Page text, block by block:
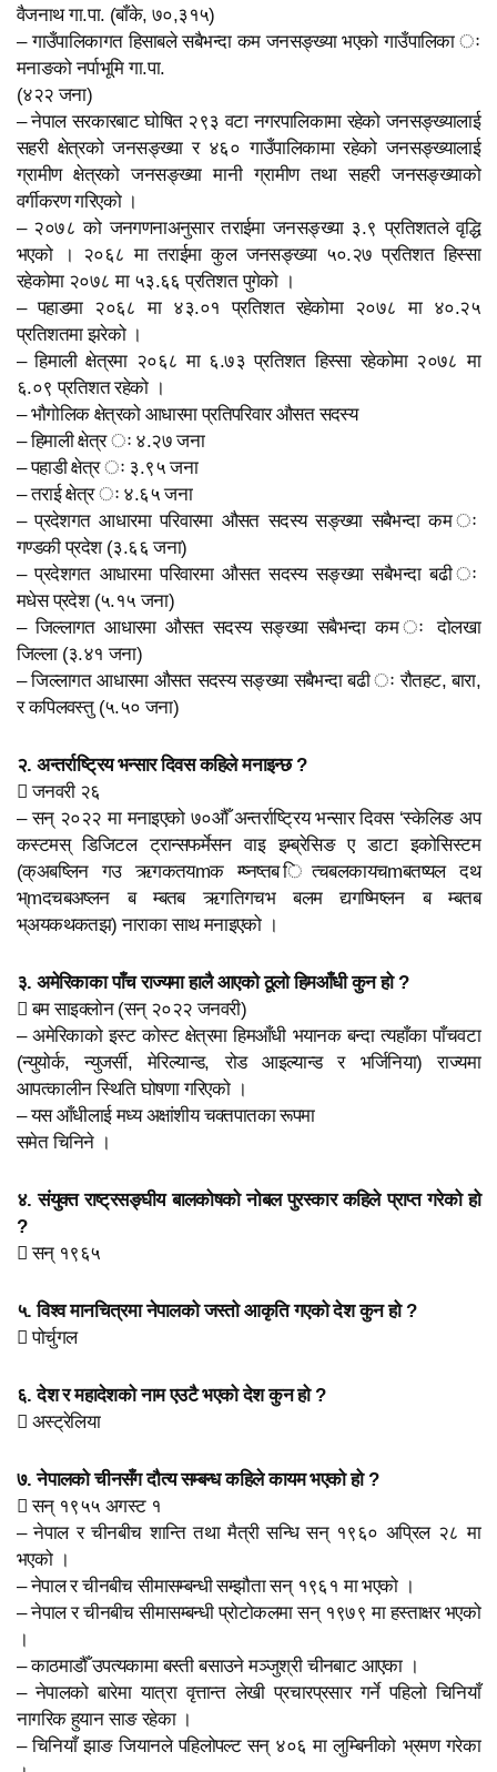
वैजनाथ गा.पा. (बाँके, ७०,३१५)
– गाउँपालिकागत हिसाबले सबैभन्दा कम जनसङ्ख्या भएको गाउँपालिका ः
मनाङको नर्पाभूमि गा.पा.
(४२२ जना)
– नेपाल सरकारबाट घोषित २९३ वटा नगरपालिकामा रहेको जनसङ्ख्यालाई
सहरी क्षेत्रको जनसङ्ख्या र ४६० गाउँपालिकामा रहेको जनसङ्ख्यालाई
ग्रामीण क्षेत्रको जनसङ्ख्या मानी ग्रामीण तथा सहरी जनसङ्ख्याको
वर्गीकरण गरिएको ।
– २०७८ को जनगणनाअनुसार तराईमा जनसङ्ख्या ३.९ प्रतिशतले वृद्धि
भएको । २०६८ मा तराईमा कुल जनसङ्ख्या ५०.२७ प्रतिशत हिस्सा
रहेकोमा २०७८ मा ५३.६६ प्रतिशत पुगेको ।
– पहाडमा २०६८ मा ४३.०१ प्रतिशत रहेकोमा २०७८ मा ४०.२५
प्रतिशतमा झरेको ।
– हिमाली क्षेत्रमा २०६८ मा ६.७३ प्रतिशत हिस्सा रहेकोमा २०७८ मा
६.०९ प्रतिशत रहेको ।
– भौगोलिक क्षेत्रको आधारमा प्रतिपरिवार औसत सदस्य
– हिमाली क्षेत्र ः ४.२७ जना
– पहाडी क्षेत्र ः ३.९५ जना
– तराई क्षेत्र ः ४.६५ जना
– प्रदेशगत आधारमा परिवारमा औसत सदस्य सङ्ख्या सबैभन्दा कम ः
गण्डकी प्रदेश (३.६६ जना)
– प्रदेशगत आधारमा परिवारमा औसत सदस्य सङ्ख्या सबैभन्दा बढी ः
मधेस प्रदेश (५.१५ जना)
– जिल्लागत आधारमा औसत सदस्य सङ्ख्या सबैभन्दा कम ः दोलखा
जिल्ला (३.४१ जना)
– जिल्लागत आधारमा औसत सदस्य सङ्ख्या सबैभन्दा बढी ः रौतहट, बारा,
र कपिलवस्तु (५.५० जना)
२. अन्तर्राष्ट्रिय भन्सार दिवस कहिले मनाइन्छ ?
 जनवरी २६
– सन् २०२२ मा मनाइएको ७०औँ अन्तर्राष्ट्रिय भन्सार दिवस ‘स्केलिङ अप
कस्टमस् डिजिटल ट्रान्सफर्मेसन वाइ इम्ब्रेसिङ ए डाटा इकोसिस्टम
(क्अबष्लिन गउ ऋगकतयmक म्ष्नष्तब ित्चबलकायचmबतष्यल दथ
भ्mदचबअष्लन ब म्बतब ऋगतिगचभ बलम द्यगष्मिष्लन ब म्बतब
भ्अयकथकतझ) नाराका साथ मनाइएको ।
३. अमेरिकाका पाँच राज्यमा हालै आएको ठूलो हिमआँधी कुन हो ?
 बम साइक्लोन (सन् २०२२ जनवरी)
– अमेरिकाको इस्ट कोस्ट क्षेत्रमा हिमआँधी भयानक बन्दा त्यहाँका पाँचवटा
(न्युयोर्क, न्युजर्सी, मेरिल्यान्ड, रोड आइल्यान्ड र भर्जिनिया) राज्यमा
आपत्कालीन स्थिति घोषणा गरिएको ।
– यस आँधीलाई मध्य अक्षांशीय चक्तपातका रूपमा
समेत चिनिने ।
४. संयुक्त राष्ट्रसङ्घीय बालकोषको नोबल पुरस्कार कहिले प्राप्त गरेको हो
?
 सन् १९६५
५. विश्व मानचित्रमा नेपालको जस्तो आकृति गएको देश कुन हो ?
 पोर्चुगल
६. देश र महादेशको नाम एउटै भएको देश कुन हो ?
 अस्ट्रेलिया
७. नेपालको चीनसँग दौत्य सम्बन्ध कहिले कायम भएको हो ?
 सन् १९५५ अगस्ट १
– नेपाल र चीनबीच शान्ति तथा मैत्री सन्धि सन् १९६० अप्रिल २८ मा
भएको ।
– नेपाल र चीनबीच सीमासम्बन्धी सम्झौता सन् १९६१ मा भएको ।
– नेपाल र चीनबीच सीमासम्बन्धी प्रोटोकलमा सन् १९७९ मा हस्ताक्षर भएको
।
– काठमाडौँ उपत्यकामा बस्ती बसाउने मञ्जुश्री चीनबाट आएका ।
– नेपालको बारेमा यात्रा वृत्तान्त लेखी प्रचारप्रसार गर्ने पहिलो चिनियाँ
नागरिक हुयान साङ रहेका ।
– चिनियाँ झाङ जियानले पहिलोपल्ट सन् ४०६ मा लुम्बिनीको भ्रमण गरेका